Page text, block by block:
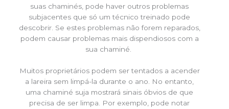
suas chaminés, pode haver outros problemas
subjacentes que só um técnico treinado pode
descobrir. Se estes problemas não forem reparados,
podem causar problemas mais dispendiosos com a
sua chaminé.
Muitos proprietários podem ser tentados a acender
a lareira sem limpá-la durante o ano. No entanto,
uma chaminé suja mostrará sinais óbvios de que
precisa de ser limpa. Por exemplo, pode notar